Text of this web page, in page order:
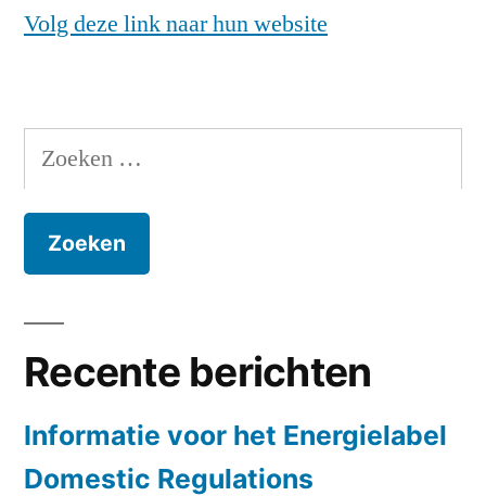
Volg deze link naar hun website
Zoeken
naar:
Recente berichten
Informatie voor het Energielabel
Domestic Regulations